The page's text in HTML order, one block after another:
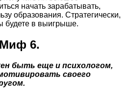
начать зарабатывать,
образования. Стратегически,
будете в выигрыше.
Миф 6.
быть еще и психологом,
своего